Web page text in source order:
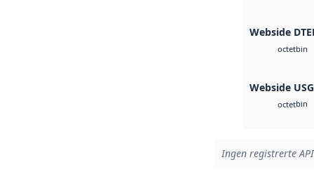
Webside
octetbin
Webside
octetbin
Ingen registrerte